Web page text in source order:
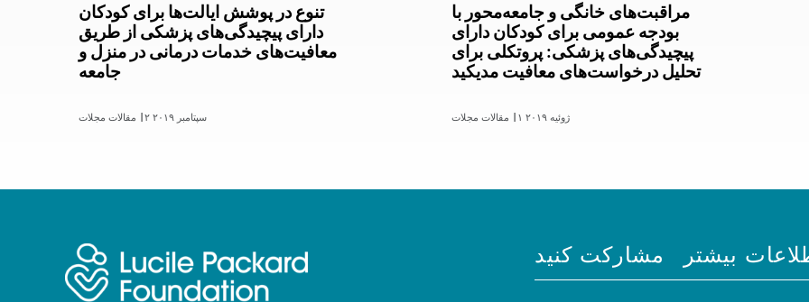
تنوع در پوشش ایالت‌ها برای کودکان
دارای پیچیدگی‌های پزشکی از طریق
معافیت‌های خدمات درمانی در منزل و
جامعه
۲ سپتامبر ۲۰۱۹
مراقبت‌های خانگی و جامعه‌محور با
بودجه عمومی برای کودکان دارای
پیچیدگی‌های پزشکی: پروتکلی برای
تحلیل درخواست‌های معافیت مدیکید
۱ ژوئیه ۲۰۱۹
مشارکت کنید بیشتر